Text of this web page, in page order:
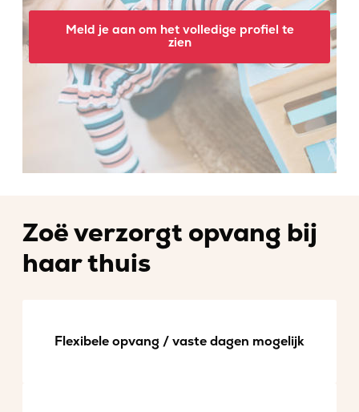
Meld je aan om het volledige profiel te
zien
Zoë verzorgt opvang bij
haar thuis
Flexibele opvang / vaste dagen mogelijk